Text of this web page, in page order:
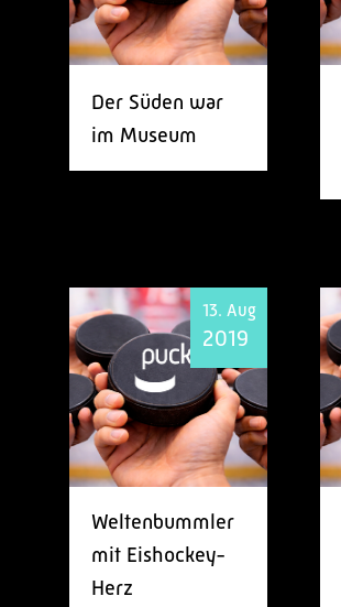
Der Süden war
im Museum
13. Aug
2019
Weltenbummler
mit Eishockey-
Herz